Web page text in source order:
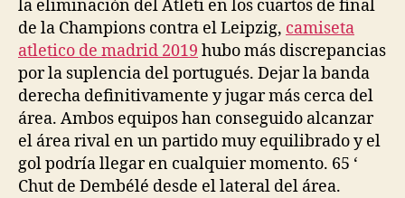
la eliminación del Atleti en los cuartos de final
de la Champions contra el Leipzig, camiseta
atletico de madrid 2019 hubo más discrepancias
por la suplencia del portugués. Dejar la banda
derecha definitivamente y jugar más cerca del
área. Ambos equipos han conseguido alcanzar
el área rival en un partido muy equilibrado y el
gol podría llegar en cualquier momento. 65 ‘
Chut de Dembélé desde el lateral del área.